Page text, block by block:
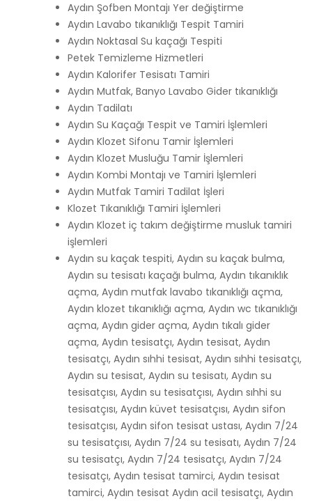
Aydın Şofben Montajı Yer değiştirme
Aydın Lavabo tıkanıklığı Tespit Tamiri
Aydın Noktasal Su kaçağı Tespiti
Petek Temizleme Hizmetleri
Aydın Kalorifer Tesisatı Tamiri
Aydın Mutfak, Banyo Lavabo Gider tıkanıklığı
Aydın Tadilatı
Aydın Su Kaçağı Tespit ve Tamiri İşlemleri
Aydın Klozet Sifonu Tamir İşlemleri
Aydın Klozet Musluğu Tamir İşlemleri
Aydın Kombi Montajı ve Tamiri İşlemleri
Aydın Mutfak Tamiri Tadilat İşleri
Klozet Tıkanıklığı Tamiri İşlemleri
Aydın Klozet iç takım değiştirme musluk tamiri
işlemleri
Aydın su kaçak tespiti, Aydın su kaçak bulma,
Aydın su tesisatı kaçağı bulma, Aydın tıkanıklık
açma, Aydın mutfak lavabo tıkanıklığı açma,
Aydın klozet tıkanıklığı açma, Aydın wc tıkanıklığı
açma, Aydın gider açma, Aydın tıkalı gider
açma, Aydın tesisatçı, Aydın tesisat, Aydın
tesisatçı, Aydın sıhhi tesisat, Aydın sıhhi tesisatçı,
Aydın su tesisat, Aydın su tesisatı, Aydın su
tesisatçısı, Aydın su tesisatçısı, Aydın sıhhi su
tesisatçısı, Aydın küvet tesisatçısı, Aydın sifon
tesisatçısı, Aydın sifon tesisat ustası, Aydın 7/24
su tesisatçısı, Aydın 7/24 su tesisatı, Aydın 7/24
su tesisatçı, Aydın 7/24 tesisatçı, Aydın 7/24
tesisatçı, Aydın tesisat tamirci, Aydın tesisat
tamirci, Aydın tesisat Aydın acil tesisatçı, Aydın